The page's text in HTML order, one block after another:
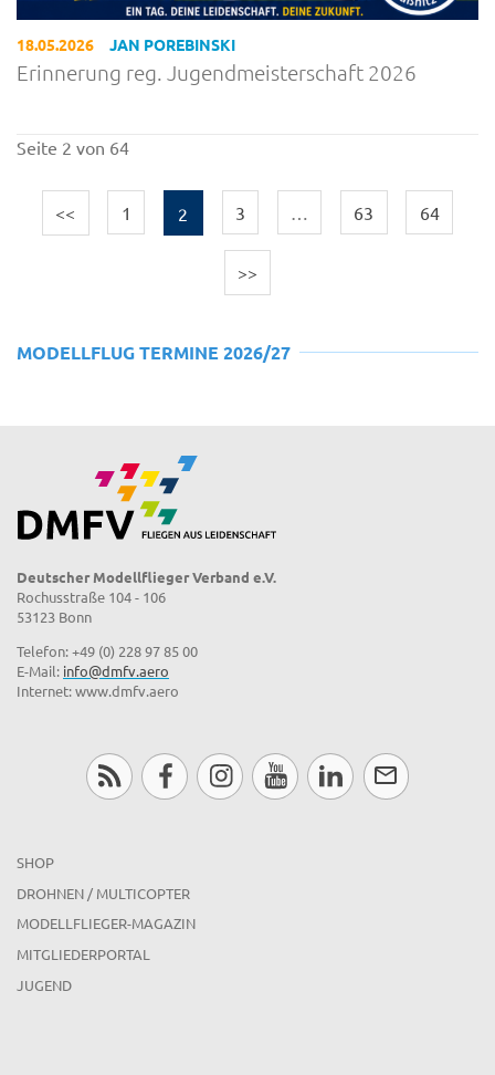
18.05.2026 JAN POREBINSKI
Erinnerung reg. Jugendmeisterschaft 2026
Seite 2 von 64
<< 1 2 3 … 63 64
>>
MODELLFLUG TERMINE 2026/27
Deutscher Modellflieger Verband e.V.
Rochusstraße 104 - 106
53123 Bonn
Telefon: +49 (0) 228 97 85 00
E-Mail: info@dmfv.aero
Internet: www.dmfv.aero
SHOP
DROHNEN / MULTICOPTER
MODELLFLIEGER-MAGAZIN
MITGLIEDERPORTAL
JUGEND